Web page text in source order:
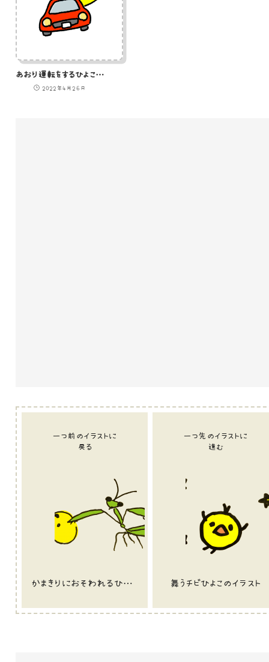
あおり運転をするひよこのイラスト
2022年4月26日
一つ前のイラストに
戻る
かまきりにおそわれるひよこのイラスト
一つ先のイラストに
進む
舞うチビひよこのイラスト